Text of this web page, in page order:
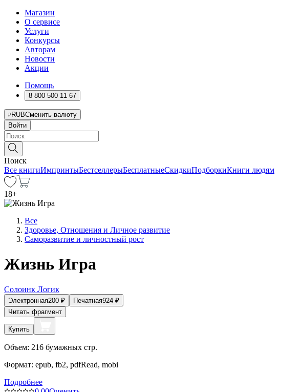
Магазин
О сервисе
Услуги
Конкурсы
Авторам
Новости
Акции
Помощь
8 800 500 11 67
RUBСменить валюту
Войти
Поиск
Все книгиИмпринтыБестселлерыБесплатныеСкидкиПодборкиКниги людям
18+
Все
Здоровье, Отношения и Личное развитие
Саморазвитие и личностный рост
Жизнь Игра
Солоинк Логик
Электронная200 ₽ Печатная924 ₽
Читать фрагмент
Купить
Объем: 216 бумажных стр.
Формат: epub, fb2, pdfRead, mobi
Подробнее